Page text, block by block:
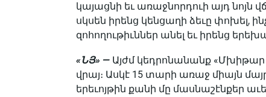
կայացնի եւ առաջնորդուի այդ նոյն
սկսեն իրենց կենցաղի ձեւը փոխել,
զոհողութիւններ անել եւ իրենց
«ՆՅ» — Այժմ կեդրոնանանք
վրայ։ Ասկէ 15 տարի առաջ միայն
երեւոյթին քանի մը մասնաշէնքեր